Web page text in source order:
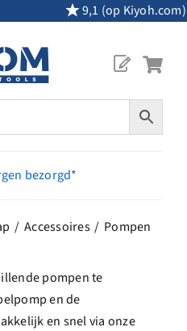
9,1 (op Kiyoh.com)
bezorgd*
Accessoires Pompen
pompen te
en de
en snel via onze